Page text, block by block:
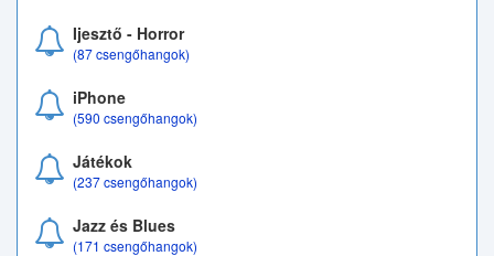
Ijesztő - Horror
(87 csengőhangok)
iPhone
(590 csengőhangok)
Játékok
(237 csengőhangok)
Jazz és Blues
(171 csengőhangok)